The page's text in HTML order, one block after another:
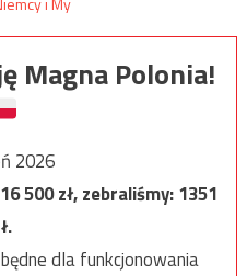
Magna Polonia!
2026
16 500zł, zebraliśmy:1351
dla funkcjonowania